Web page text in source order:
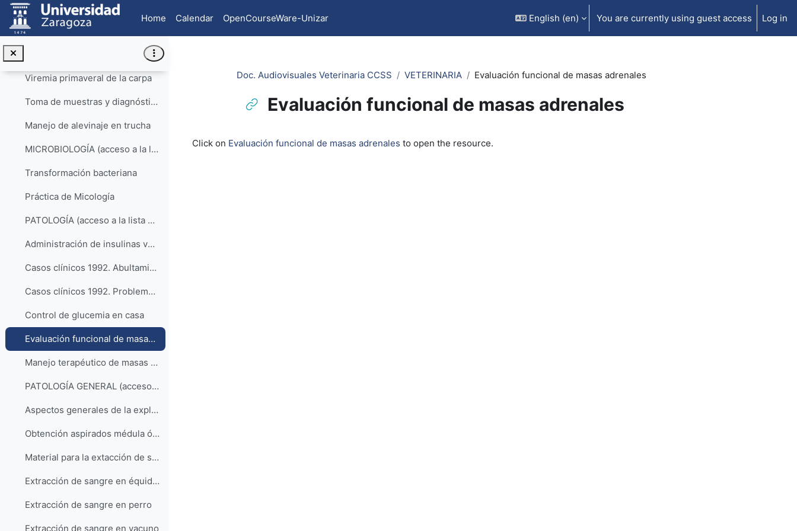
Skip to main content
Home
Calendar OpenCourseWare-Unizar English ‎(en)‎ You are currently using guest access Log in
Viremia primaveral de la carpa
Toma de muestras y diagnóstico en piscicultura
Manejo de alevinaje en trucha
MICROBIOLOGÍA (acceso a la lista de reproducción)
Transformación bacteriana
Práctica de Micología
PATOLOGÍA (acceso a la lista de reproducción)
Administración de insulinas veterinarias
Casos clínicos 1992. Abultamiento abdominal de etiología desconocida
Casos clínicos 1992. Problema congénito de abomaso en ternera
Control de glucemia en casa
Evaluación funcional de masas adrenales
Manejo terapéutico de masas adrenales en el perro
PATOLOGÍA GENERAL (acceso a lista de reproducción)
Aspectos generales de la exploración ecográfica
Obtención aspirados médula ósea
Material para la extacción de sangre
Extracción de sangre en équidos
Extracción de sangre en perro
Extracción de sangre en vacuno
Doc. Audiovisuales Veterinaria CCSS VETERINARIA Evaluación funcional de masas adrenales
Evaluación funcional de masas adrenales
Click on Evaluación funcional de masas adrenales to open the resource.